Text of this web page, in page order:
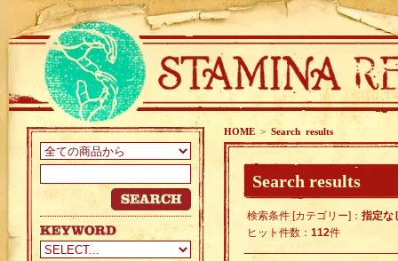
HOME > Search results
Search results
検索条件 [カテゴリー]： 指定な
ヒット件数： 112件